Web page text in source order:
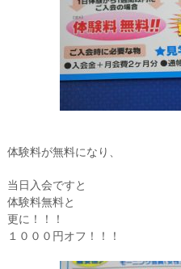
体験料が無料になり、
当日入会ですと
体験料無料と
更に！！！
１０００円オフ！！！